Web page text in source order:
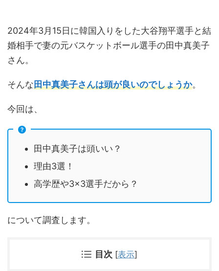
2024年3月15日に韓国入りをした大谷翔平選手と結
婚相手で妻の元バスケットボール選手の田中真美子
さん。
そんな田中真美子さんは頭が良いのでしょうか。
今回は、
田中真美子は頭いい？
理由3選！
高学歴や3×3選手だから？
について調査します。
目次 [表示]